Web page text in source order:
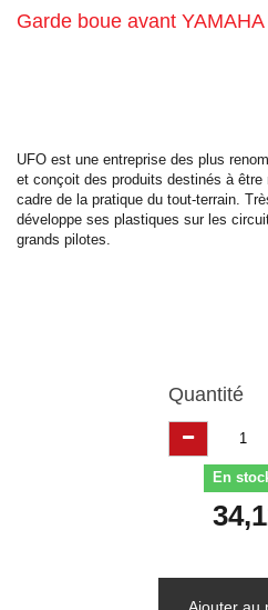
Garde boue avant YAMAHA
UFO est une entreprise des plus
et conçoit des produits destinés à
cadre de la pratique du tout-terrain.
développe ses plastiques sur les
grands pilotes.
Quantité
En